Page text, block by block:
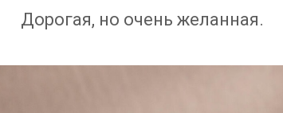
Дорогая, но очень желанная.